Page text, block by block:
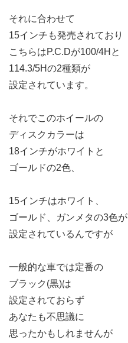
それに合わせて
15インチも発売されており
こちらはP.C.Dが100/4Hと
114.3/5Hの2種類が
設定されています。
それでこのホイールの
ディスクカラーは
18インチがホワイトと
ゴールドの2色、
15インチはホワイト、
ゴールド、ガンメタの3色が
設定されているんですが
一般的な車では定番の
ブラック(黒)は
設定されておらず
あなたも不思議に
思ったかもしれませんが